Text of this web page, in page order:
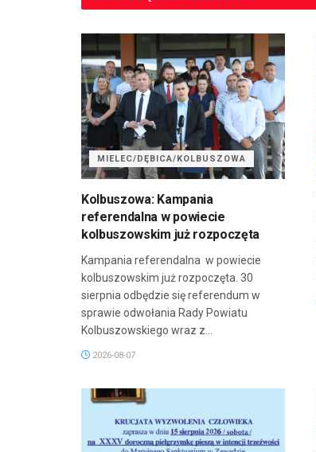
MIELEC/DĘBICA/KOLBUSZOWA
Kolbuszowa: Kampania
referendalna w powiecie
kolbuszowskim już rozpoczęta
Kampania referendalna w powiecie
kolbuszowskim już rozpoczęta. 30
sierpnia odbędzie się referendum w
sprawie odwołania Rady Powiatu
Kolbuszowskiego wraz z...
2026-08-07